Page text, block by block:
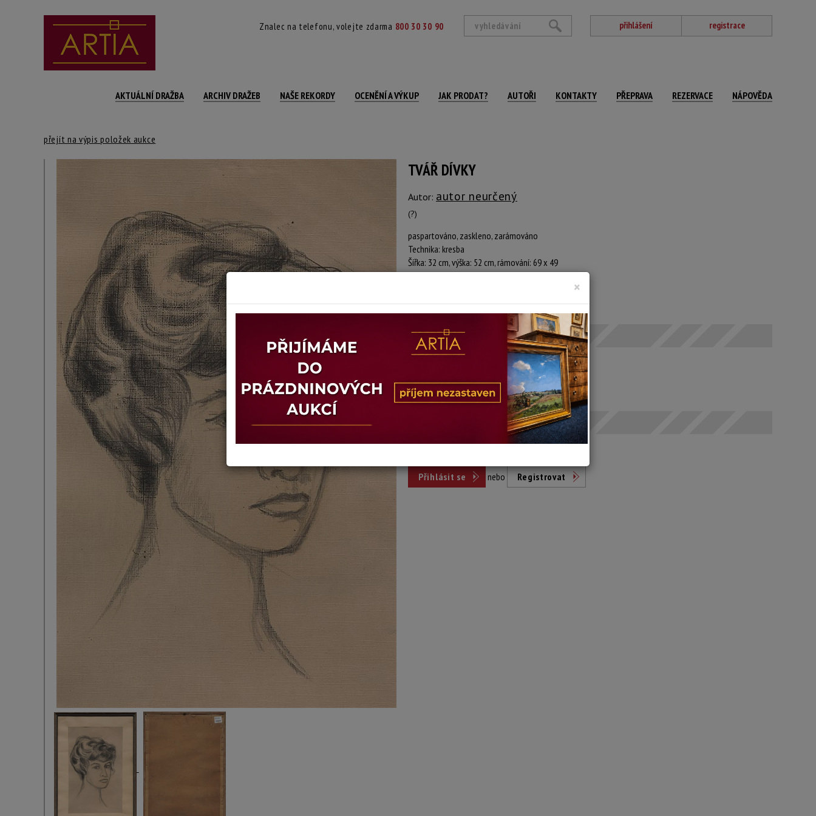
Znalec na telefonu, volejte zdarma 800 30 30 90 přihlášení registrace
AKTUÁLNÍ DRAŽBA ARCHIV DRAŽEB NAŠE REKORDY OCENĚNÍ A VÝKUP JAK PRODAT? AUTOŘI KONTAKTY PŘEPRAVA REZERVACE NÁPOVĚDA
přejít na výpis položek aukce
TVÁŘ DÍVKY
Autor: autor neurčený
(?)
paspartováno, zaskleno, zarámováno
Technika: kresba
Šířka: 32 cm, výška: 52 cm, rámování: 69 x 49
Stav: mírně poškozeno
Konec dražby:15.06.2026 20:35 SELČ
neprodáno
Vyvolávací cena: 500 Kč
Přihlásit se
nebo Registrovat
×